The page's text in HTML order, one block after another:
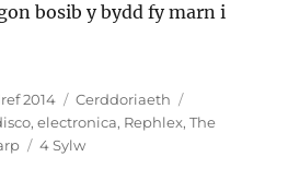
bosib y bydd fy marn i
2014 Categorïau
Cerddoriaeth
,electronica, Rephlex,The
4 Sylwar